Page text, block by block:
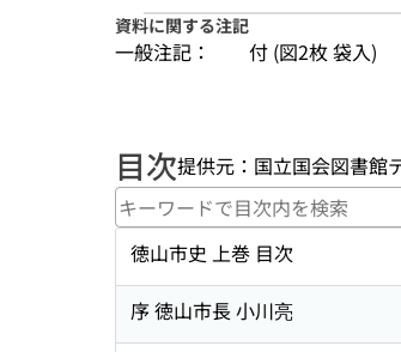
資料に関する注記
一般注記： 付 (図2枚 袋入)
目次提供元：国立国会図書館
徳山市史 上巻 目次
序 徳山市長 小川亮